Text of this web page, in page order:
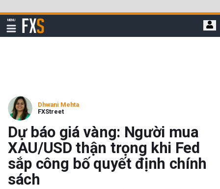
qua
đi
MENU
Hiển
thị
FXStreet
Dhwani Mehta
FXStreet
Dự báo giá vàng: Người mua
XAU/USD thận trọng khi Fed
sắp công bố quyết định chính
sách